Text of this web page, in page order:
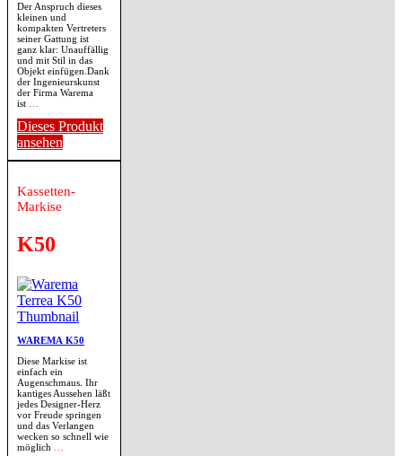
Der Anspruch dieses
kleinen und
kompakten Vertreters
seiner Gattung ist
ganz klar: Unauffällig
und mit Stil in das
Objekt einfügen.Dank
der Ingenieurskunst
der Firma Warema
ist …
Dieses Produkt
ansehen
Kassetten-
Markise
K50
WAREMA K50
Diese Markise ist
einfach ein
Augenschmaus. Ihr
kantiges Aussehen läßt
jedes Designer-Herz
vor Freude springen
und das Verlangen
wecken so schnell wie
möglich